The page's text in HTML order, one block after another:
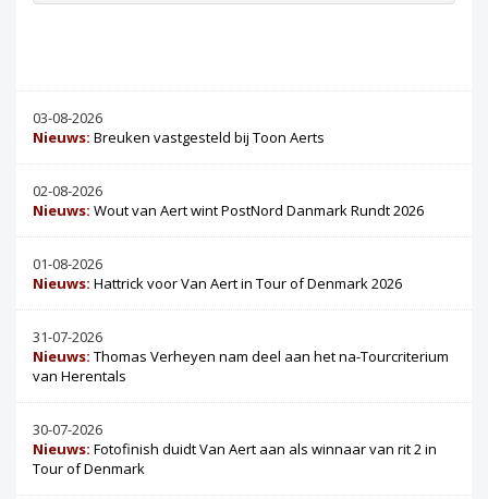
03-08-2026
Nieuws: Breuken vastgesteld bij Toon Aerts
02-08-2026
Nieuws: Wout van Aert wint PostNord Danmark Rundt 2026
01-08-2026
Nieuws: Hattrick voor Van Aert in Tour of Denmark 2026
31-07-2026
Nieuws: Thomas Verheyen nam deel aan het na-Tourcriterium
van Herentals
30-07-2026
Nieuws: Fotofinish duidt Van Aert aan als winnaar van rit 2 in
Tour of Denmark